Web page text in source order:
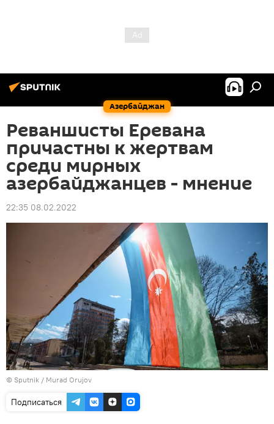
Азербайджан
Реваншисты Еревана
причастны к жертвам
среди мирных
азербайджанцев - мнение
22:35 08.02.2022
© Sputnik / Murad Orujov
Подписаться